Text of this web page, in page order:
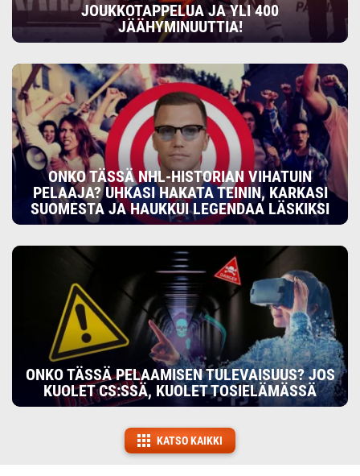
JOUKKOTAPPELUA JA YLI 400
JÄÄHYMINUUTTIA!
ONKO TÄSSÄ NHL-HISTORIAN VIHATUIN
PELAAJA? UHKASI HAKATA TEININ, KARKASI
SUOMESTA JA HAUKKUI LEGENDAA LÄSKIKSI
ONKO TÄSSÄ PELAAMISEN TULEVAISUUS? JOS
KUOLET CS:SSÄ, KUOLET TOSIELÄMÄSSÄ
KATSO KAIKKI